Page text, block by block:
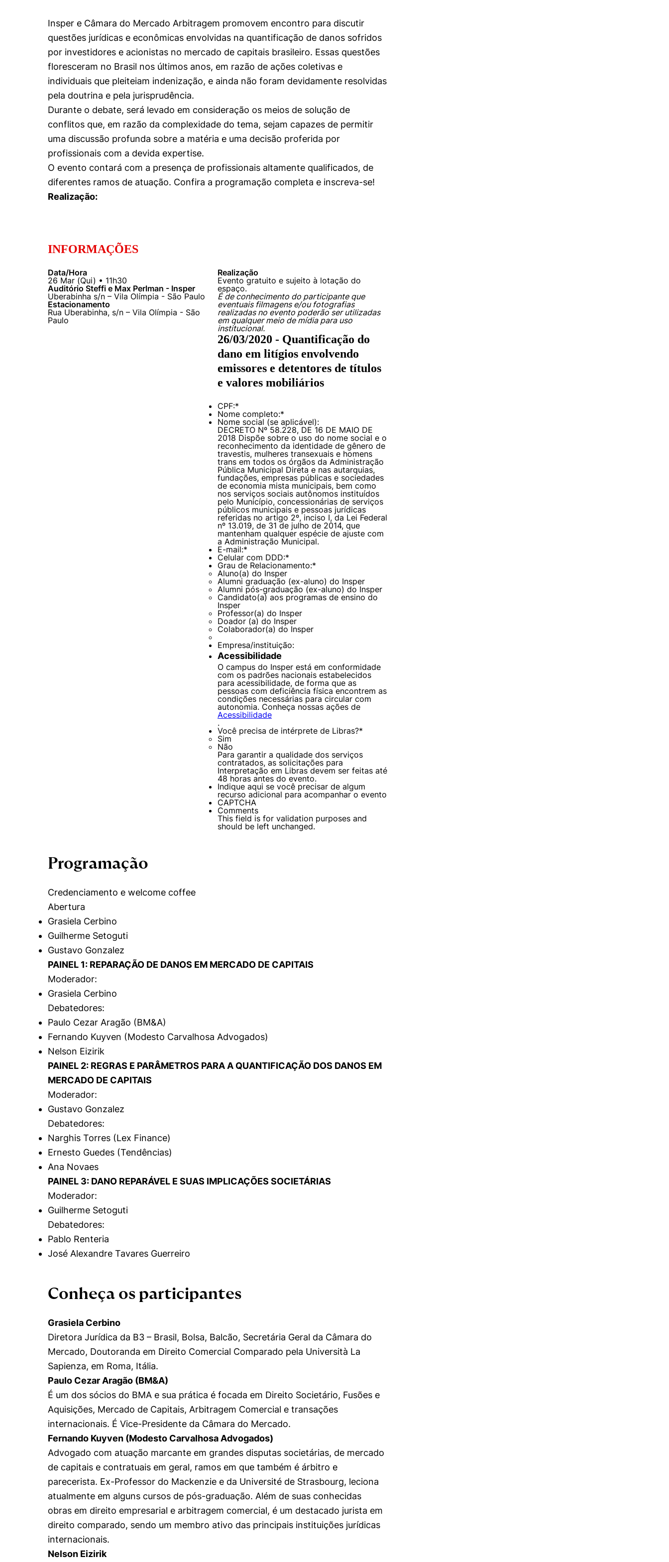
Empreendedorismo
Women in Action
Sala de Imprensa
Repositório Institucional
Pesquisa na Graduação
Pesquisa
Instagram
Linkedin
Insper e Câmara do Mercado Arbitragem promovem encontro para discutir
questões jurídicas e econômicas envolvidas na quantificação de danos sofridos
por investidores e acionistas no mercado de capitais brasileiro. Essas questões
floresceram no Brasil nos últimos anos, em razão de ações coletivas e
individuais que pleiteiam indenização, e ainda não foram devidamente resolvidas
pela doutrina e pela jurisprudência.
Durante o debate, será levado em consideração os meios de solução de
conflitos que, em razão da complexidade do tema, sejam capazes de permitir
uma discussão profunda sobre a matéria e uma decisão proferida por
profissionais com a devida expertise.
O evento contará com a presença de profissionais altamente qualificados, de
diferentes ramos de atuação. Confira a programação completa e inscreva-se!
Realização:
INFORMAÇÕES
Data/Hora
26 Mar (Qui) • 11h30
Auditório Steffi e Max Perlman - Insper
Uberabinha s/n – Vila Olímpia - São Paulo
Estacionamento
Rua Uberabinha, s/n – Vila Olímpia - São
Paulo
Realização
Evento gratuito e sujeito à lotação do
espaço.
É de conhecimento do participante que
eventuais filmagens e/ou fotografias
realizadas no evento poderão ser utilizadas
em qualquer meio de mídia para uso
institucional.
26/03/2020 - Quantificação do
dano em litígios envolvendo
emissores e detentores de títulos
e valores mobiliários
CPF:*
Nome completo:*
Nome social (se aplicável):
DECRETO Nº 58.228, DE 16 DE MAIO DE
2018 Dispõe sobre o uso do nome social e o
reconhecimento da identidade de gênero de
travestis, mulheres transexuais e homens
trans em todos os órgãos da Administração
Pública Municipal Direta e nas autarquias,
fundações, empresas públicas e sociedades
de economia mista municipais, bem como
nos serviços sociais autônomos instituídos
pelo Município, concessionárias de serviços
públicos municipais e pessoas jurídicas
referidas no artigo 2º, inciso I, da Lei Federal
nº 13.019, de 31 de julho de 2014, que
mantenham qualquer espécie de ajuste com
a Administração Municipal.
E-mail:*
Celular com DDD:*
Grau de Relacionamento:*
Aluno(a) do Insper
Alumni graduação (ex-aluno) do Insper
Alumni pós-graduação (ex-aluno) do Insper
Candidato(a) aos programas de ensino do
Insper
Professor(a) do Insper
Doador (a) do Insper
Colaborador(a) do Insper
Empresa/instituição:
Acessibilidade
O campus do Insper está em conformidade
com os padrões nacionais estabelecidos
para acessibilidade, de forma que as
pessoas com deficiência física encontrem as
condições necessárias para circular com
autonomia. Conheça nossas ações de
Acessibilidade
.
Você precisa de intérprete de Libras?*
Sim
Não
Para garantir a qualidade dos serviços
contratados, as solicitações para
Interpretação em Libras devem ser feitas até
48 horas antes do evento.
Indique aqui se você precisar de algum
recurso adicional para acompanhar o evento
CAPTCHA
Comments
This field is for validation purposes and
should be left unchanged.
Programação
Credenciamento e welcome coffee
Abertura
Grasiela Cerbino
Guilherme Setoguti
Gustavo Gonzalez
PAINEL 1: REPARAÇÃO DE DANOS EM MERCADO DE CAPITAIS
Moderador:
Grasiela Cerbino
Debatedores:
Paulo Cezar Aragão (BM&A)
Fernando Kuyven (Modesto Carvalhosa Advogados)
Nelson Eizirik
PAINEL 2: REGRAS E PARÂMETROS PARA A QUANTIFICAÇÃO DOS DANOS EM
MERCADO DE CAPITAIS
Moderador:
Gustavo Gonzalez
Debatedores:
Narghis Torres (Lex Finance)
Ernesto Guedes (Tendências)
Ana Novaes
PAINEL 3: DANO REPARÁVEL E SUAS IMPLICAÇÕES SOCIETÁRIAS
Moderador:
Guilherme Setoguti
Debatedores:
Pablo Renteria
José Alexandre Tavares Guerreiro
Conheça os participantes
Grasiela Cerbino
Diretora Jurídica da B3 – Brasil, Bolsa, Balcão, Secretária Geral da Câmara do
Mercado, Doutoranda em Direito Comercial Comparado pela Università La
Sapienza, em Roma, Itália.
Paulo Cezar Aragão (BM&A)
É um dos sócios do BMA e sua prática é focada em Direito Societário, Fusões e
Aquisições, Mercado de Capitais, Arbitragem Comercial e transações
internacionais. É Vice-Presidente da Câmara do Mercado.
Fernando Kuyven (Modesto Carvalhosa Advogados)
Advogado com atuação marcante em grandes disputas societárias, de mercado
de capitais e contratuais em geral, ramos em que também é árbitro e
parecerista. Ex-Professor do Mackenzie e da Université de Strasbourg, leciona
atualmente em alguns cursos de pós-graduação. Além de suas conhecidas
obras em direito empresarial e arbitragem comercial, é um destacado jurista em
direito comparado, sendo um membro ativo das principais instituições jurídicas
internacionais.
Nelson Eizirik